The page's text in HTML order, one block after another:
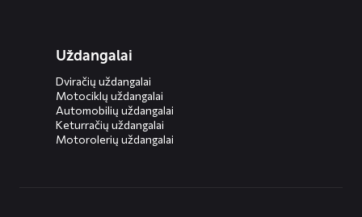
Uždangalai
Dviračių uždangalai
Motociklų uždangalai
Automobilių uždangalai
Keturračių uždangalai
Motorolerių uždangalai